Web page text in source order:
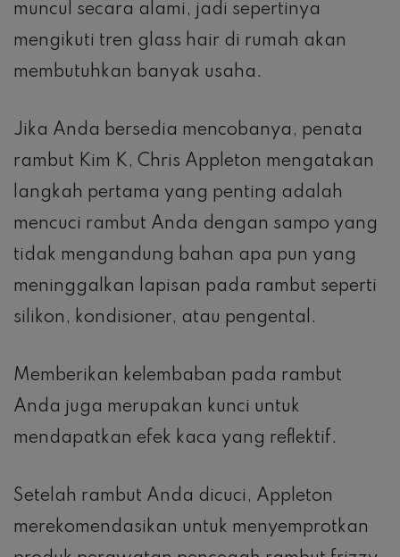
muncul secara alami, jadi sepertinya
mengikuti tren glass hair di rumah akan
membutuhkan banyak usaha.
Jika Anda bersedia mencobanya, penata
rambut Kim K, Chris Appleton mengatakan
langkah pertama yang penting adalah
mencuci rambut Anda dengan sampo yang
tidak mengandung bahan apa pun yang
meninggalkan lapisan pada rambut seperti
silikon, kondisioner, atau pengental.
Memberikan kelembaban pada rambut
Anda juga merupakan kunci untuk
mendapatkan efek kaca yang reflektif.
Setelah rambut Anda dicuci, Appleton
merekomendasikan untuk menyemprotkan